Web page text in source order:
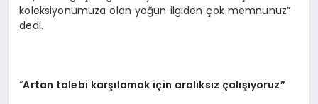
koleksiyonumuza olan yoğun ilgiden çok memnunuz”
dedi.
“Artan talebi karşılamak için aralıksız çalışıyoruz”